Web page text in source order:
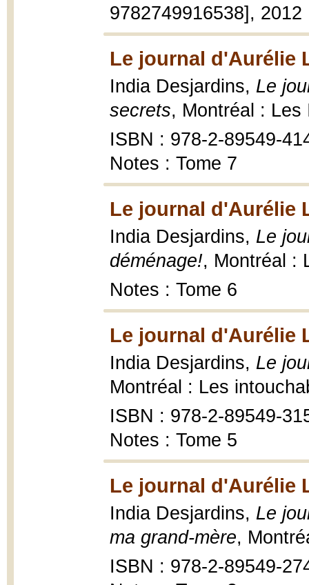
9782749916538], 2012
Le journal d'Aurélie
India Desjardins, Le
secrets, Montréal : Les
ISBN : 978-2-89549-
Notes : Tome 7
Le journal d'Aurélie
India Desjardins, Le
déménage!, Montréal :
Notes : Tome 6
Le journal d'Aurélie
India Desjardins, Le
Montréal : Les
ISBN : 978-2-89549-
Notes : Tome 5
Le journal d'Aurélie
India Desjardins, Le
ma grand-mère,
ISBN : 978-2-89549-